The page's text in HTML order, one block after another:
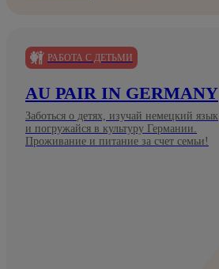
РАБОТА С ДЕТЬМИ
AU PAIR IN GERMANY
Заботься о детях, изучай немецкий язык
и погружайся в культуру Германии.
Проживание и питание за счет семьи!